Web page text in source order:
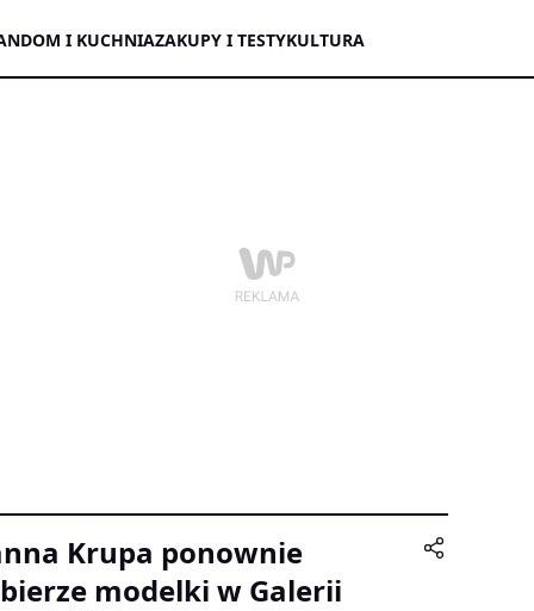
DOM I KUCHNIAZAKUPY I TESTYKULTURA
Krupa ponownie
modelki w Galerii